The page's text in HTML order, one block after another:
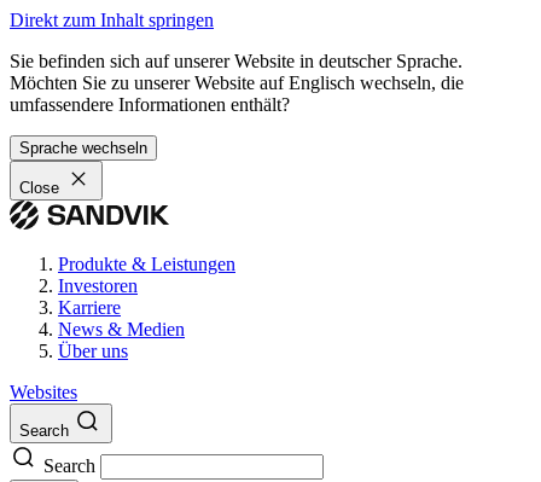
Direkt zum Inhalt springen
Sie befinden sich auf unserer Website in deutscher Sprache.
Möchten Sie zu unserer Website auf Englisch wechseln, die
umfassendere Informationen enthält?
Sprache wechseln
Close
Produkte & Leistungen
Investoren
Karriere
News & Medien
Über uns
Websites
Search
Search